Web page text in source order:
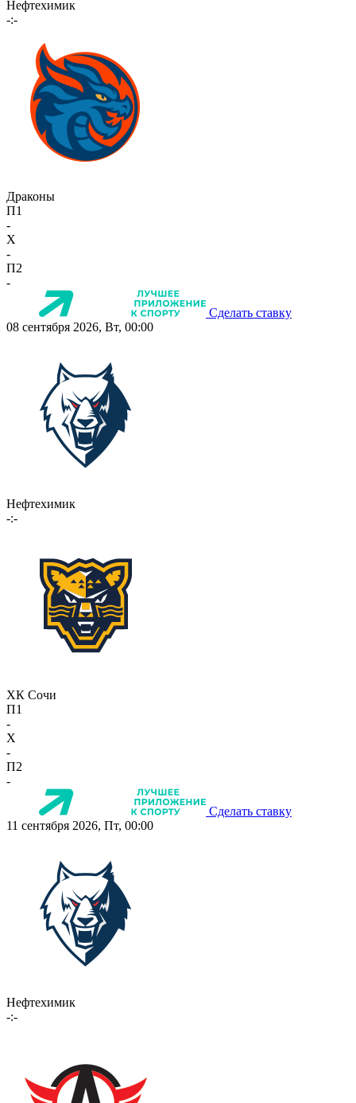
Нефтехимик
-:-
Драконы
П1
-
X
-
П2
-
Сделать ставку
08 сентября 2026, Вт, 00:00
Нефтехимик
-:-
ХК Сочи
П1
-
X
-
П2
-
Сделать ставку
11 сентября 2026, Пт, 00:00
Нефтехимик
-:-